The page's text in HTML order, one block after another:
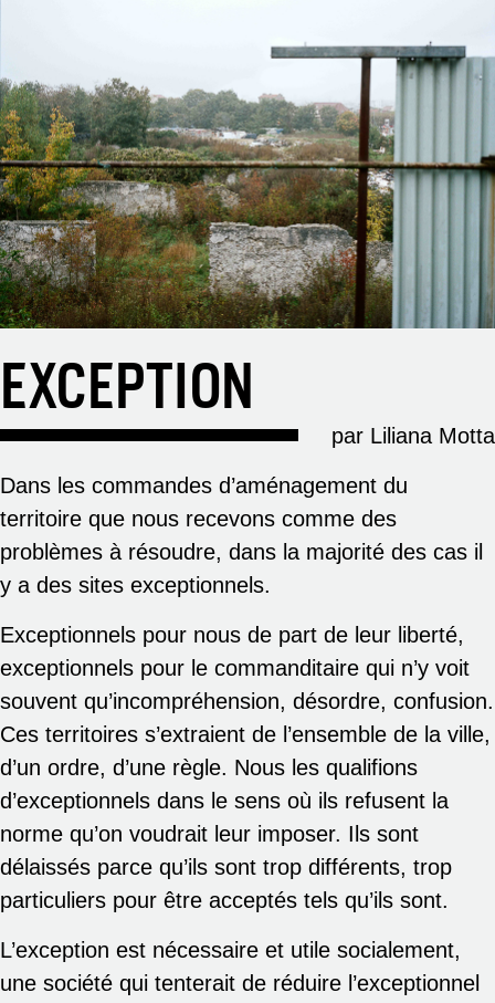
EXCEPTION
par Liliana Motta
Dans les commandes d’aménagement du
territoire que nous recevons comme des
problèmes à résoudre, dans la majorité des cas il
y a des sites exceptionnels.
Exceptionnels pour nous de part de leur liberté,
exceptionnels pour le commanditaire qui n’y voit
souvent qu’incompréhension, désordre, confusion.
Ces territoires s’extraient de l’ensemble de la ville,
d’un ordre, d’une règle. Nous les qualifions
d’exceptionnels dans le sens où ils refusent la
norme qu’on voudrait leur imposer. Ils sont
délaissés parce qu’ils sont trop différents, trop
particuliers pour être acceptés tels qu’ils sont.
L’exception est nécessaire et utile socialement,
une société qui tenterait de réduire l’exceptionnel